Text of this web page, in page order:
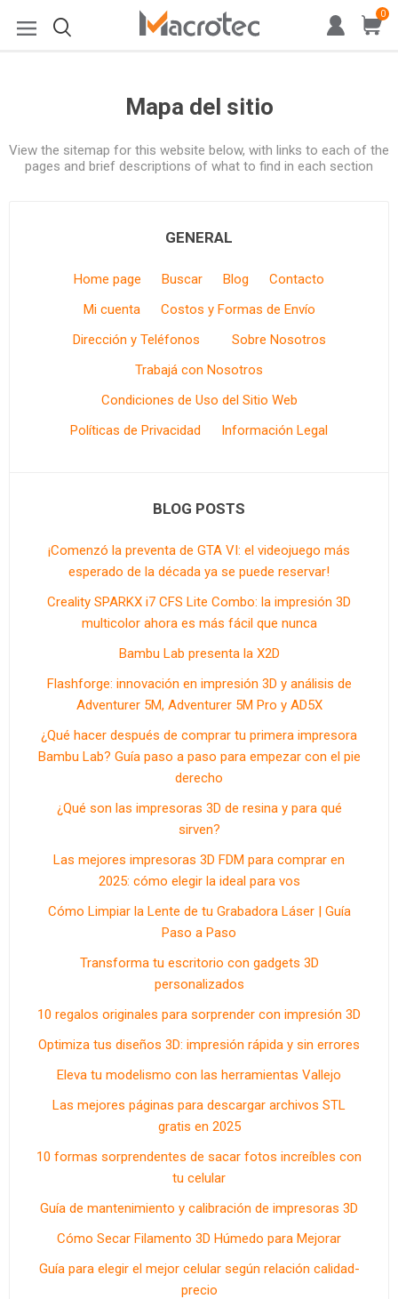
0
Mapa del sitio
View the sitemap for this website below, with links to each of the
pages and brief descriptions of what to find in each section
GENERAL
Home page Buscar Blog
Contacto
Mi cuenta
Costos y Formas de Envío
Dirección y Teléfonos
Sobre Nosotros
Trabajá con Nosotros
Condiciones de Uso del Sitio Web
Políticas de Privacidad
Información Legal
BLOG POSTS
¡Comenzó la preventa de GTA VI: el videojuego más
esperado de la década ya se puede reservar!
Creality SPARKX i7 CFS Lite Combo: la impresión 3D
multicolor ahora es más fácil que nunca
Bambu Lab presenta la X2D
Flashforge: innovación en impresión 3D y análisis de
Adventurer 5M, Adventurer 5M Pro y AD5X
¿Qué hacer después de comprar tu primera impresora
Bambu Lab? Guía paso a paso para empezar con el pie
derecho
¿Qué son las impresoras 3D de resina y para qué
sirven?
Las mejores impresoras 3D FDM para comprar en
2025: cómo elegir la ideal para vos
Cómo Limpiar la Lente de tu Grabadora Láser | Guía
Paso a Paso
Transforma tu escritorio con gadgets 3D
personalizados
10 regalos originales para sorprender con impresión 3D
Optimiza tus diseños 3D: impresión rápida y sin errores
Eleva tu modelismo con las herramientas Vallejo
Las mejores páginas para descargar archivos STL
gratis en 2025
10 formas sorprendentes de sacar fotos increíbles con
tu celular
Guía de mantenimiento y calibración de impresoras 3D
Cómo Secar Filamento 3D Húmedo para Mejorar
Guía para elegir el mejor celular según relación calidad-
precio